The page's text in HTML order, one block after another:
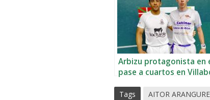
Arbizu protagonista en
pase a cuartos en
Tags AITOR